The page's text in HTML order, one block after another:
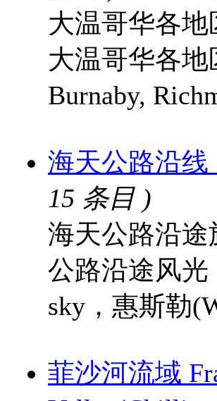
大温哥华各
大温哥华各
Burnaby,
海天公路沿线
15 条目 )
海天公路沿
公路沿途风光
sky，惠斯勒
菲沙河流域